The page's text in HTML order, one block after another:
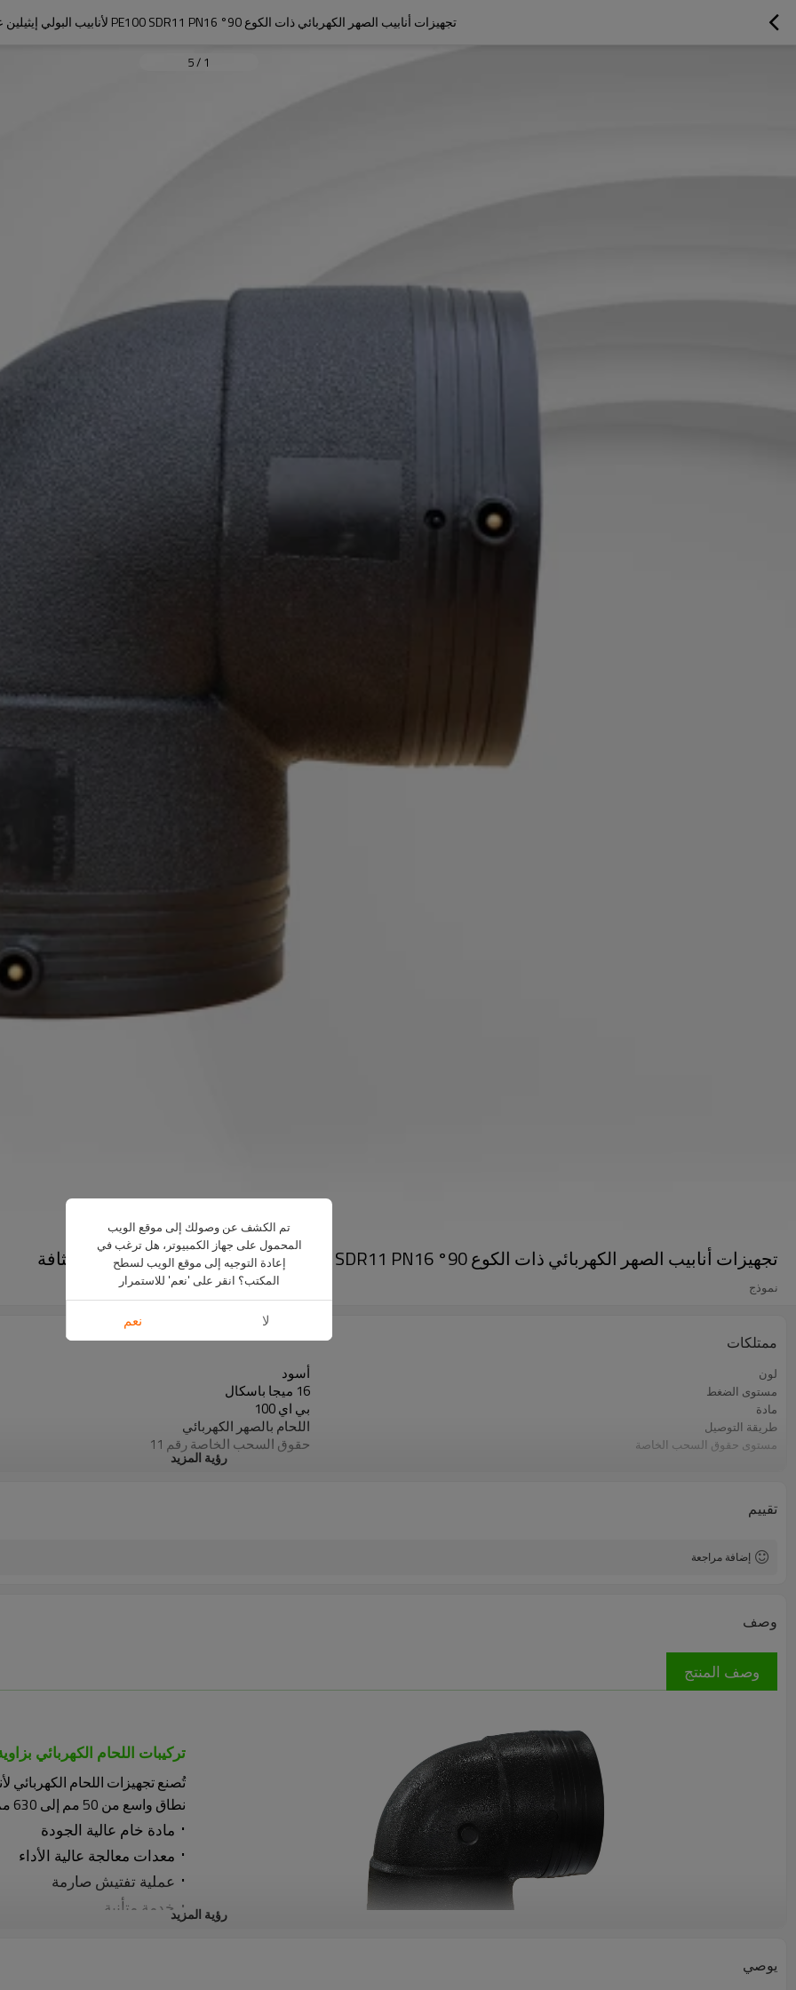
تجهيزات أنابيب الصهر الكهربائي ذات الكوع 90° PE100 SDR11 PN16 لأنابيب البولي إيثيلين عالية الكثافة
1
/
5
تجهيزات أنابيب الصهر الكهربائي ذات الكوع 90° PE100 SDR11 PN16 لأنابيب البولي إيثيلين عالية الكثافة
نموذج كوع بزاوية 90 درجة
ممتلكات
لون أسود
مستوى الضغط 16 ميجا باسكال
مادة بي اي 100
طريقة التوصيل اللحام بالصهر الكهربائي
مستوى حقوق السحب الخاصة حقوق السحب الخاصة رقم 11
رؤية المزيد
تقييم
إضافة مراجعة
وصف
وصف المنتج
تركيبات اللحام الكهربائي بزاوية 90
نطاق واسع من 50 مم إلى 630 مم ومستويات ضغط مختلفة من PN6 إلى PN16.
· مادة خام عالية الجودة
· معدات معالجة عالية الأداء
· عملية تفتيش صارمة
· خدمة متأنية
·
رؤية المزيد
يوصي
تم الكشف عن وصولك إلى موقع الويب
المحمول على جهاز الكمبيوتر، هل ترغب في
إعادة التوجيه إلى موقع الويب لسطح
المكتب؟ انقر على 'نعم' للاستمرار
لا نعم